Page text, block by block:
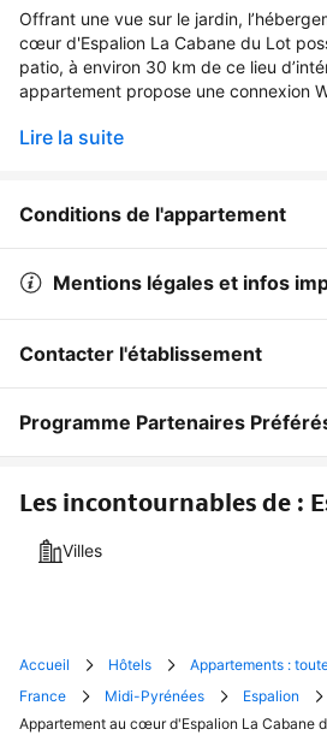
Offrant une vue sur le jardin,
cœur d'Espalion La Cabane du Lot
patio, à environ 30 km de ce lieu
appartement propose une connexion
Lire la suite
Conditions de l'appartement
Mentions légales et infos
Contacter l'établissement
Programme Partenaires
Les incontournables de :
Villes
Accueil Hôtels
Appartements :
France
Midi-Pyrénées
Espalion
Appartement au cœur d'Espalion La Cabane